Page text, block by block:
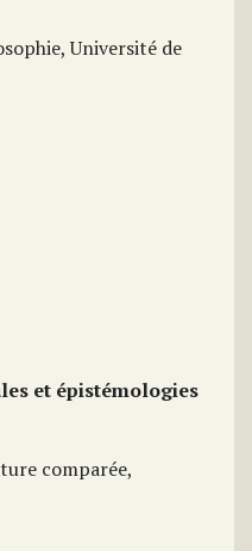
Université de
et épistémologies
comparée,